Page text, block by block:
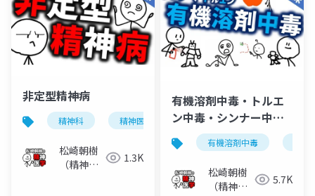
非定型精神病
精神科 精神医学 統合失調症 非定型精神
松崎朝樹
（精神科
1.3K
有機溶剤中毒・トルエ
ン中毒・シンナー中
毒・吸入剤使用障害
有機溶剤中毒
松崎朝樹
（精神科
5.7K